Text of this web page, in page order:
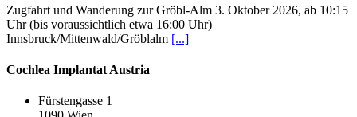
Zugfahrt und Wanderung zur Gröbl-Alm 3. Oktober 2026, ab 10:15
Uhr (bis voraussichtlich etwa 16:00 Uhr)
Innsbruck/Mittenwald/Gröblalm [...]
Cochlea Implantat Austria
Fürstengasse 1